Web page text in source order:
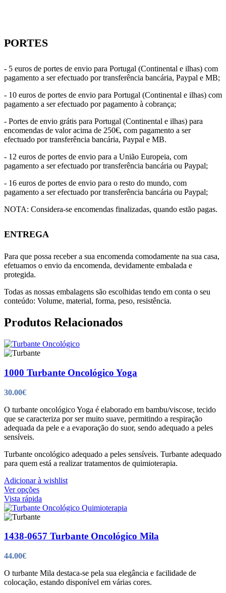
PORTES
- 5 euros de portes de envio para Portugal (Continental e ilhas) com
pagamento a ser efectuado por transferência bancária, Paypal e MB;
- 10 euros de portes de envio para Portugal (Continental e ilhas) com
pagamento a ser efectuado por pagamento à cobrança;
- Portes de envio grátis para Portugal (Continental e ilhas) para
encomendas de valor acima de 250€, com pagamento a ser
efectuado por transferência bancária, Paypal e MB.
- 12 euros de portes de envio para a União Europeia, com
pagamento a ser efectuado por transferência bancária ou Paypal;
- 16 euros de portes de envio para o resto do mundo, com
pagamento a ser efectuado por transferência bancária ou Paypal;
NOTA: Considera-se encomendas finalizadas, quando estão pagas.
ENTREGA
Para que possa receber a sua encomenda comodamente na sua casa,
efetuamos o envio da encomenda, devidamente embalada e
protegida.
Todas as nossas embalagens são escolhidas tendo em conta o seu
conteúdo: Volume, material, forma, peso, resistência.
Produtos Relacionados
1000 Turbante Oncológico Yoga
30.00€
O turbante oncológico Yoga é elaborado em bambu/viscose, tecido
que se caracteriza por ser muito suave, permitindo a respiração
adequada da pele e a evaporação do suor, sendo adequado a peles
sensíveis.
Turbante oncológico adequado a peles sensíveis. Turbante adequado
para quem está a realizar tratamentos de quimioterapia.
Adicionar à wishlist
Ver opçõesThis
product
has
multiple
The
chosen
on
Vista rápida
1438-0657 Turbante Oncológico Mila
44.00€
O turbante Mila destaca-se pela sua elegância e facilidade de
colocação, estando disponível em várias cores.